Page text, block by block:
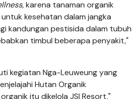
, karena tanaman organik
kesehatan dalam jangka
kandungan pestisida dalam tubuh
timbul beberapa penyakit,"
kegiatan Nga-Leuweung yang
Hutan Organik
itu dikelola JSI Resort,"